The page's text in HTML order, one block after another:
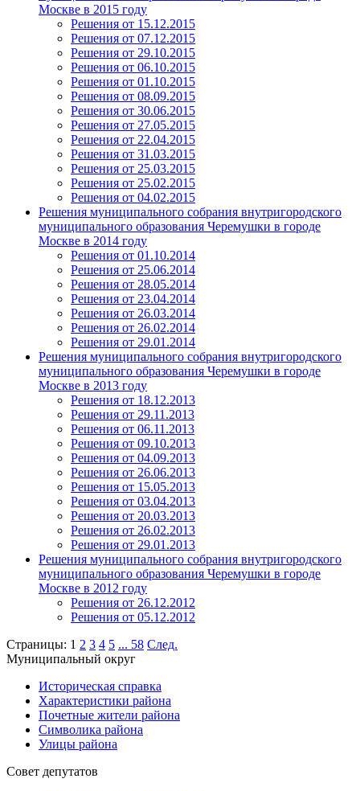
Москве в 2015 году
Решения от 15.12.2015
Решения от 07.12.2015
Решения от 29.10.2015
Решения от 06.10.2015
Решения от 01.10.2015
Решения от 08.09.2015
Решения от 30.06.2015
Решения от 27.05.2015
Решения от 22.04.2015
Решения от 31.03.2015
Решения от 25.03.2015
Решения от 25.02.2015
Решения от 04.02.2015
Решения муниципального собрания внутригородского
муниципального образования Черемушки в городе
Москве в 2014 году
Решения от 01.10.2014
Решения от 25.06.2014
Решения от 28.05.2014
Решения от 23.04.2014
Решения от 26.03.2014
Решения от 26.02.2014
Решения от 29.01.2014
Решения муниципального собрания внутригородского
муниципального образования Черемушки в городе
Москве в 2013 году
Решения от 18.12.2013
Решения от 29.11.2013
Решения от 06.11.2013
Решения от 09.10.2013
Решения от 04.09.2013
Решения от 26.06.2013
Решения от 15.05.2013
Решения от 03.04.2013
Решения от 20.03.2013
Решения от 26.02.2013
Решения от 29.01.2013
Решения муниципального собрания внутригородского
муниципального образования Черемушки в городе
Москве в 2012 году
Решения от 26.12.2012
Решения от 05.12.2012
Страницы: 1 2 3 4 5 ... 58 След.
Муниципальный округ
Историческая справка
Характеристики района
Почетные жители района
Символика района
Улицы района
Совет депутатов